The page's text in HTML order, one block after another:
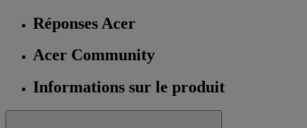
Réponses Acer
Acer Community
Informations sur le produit